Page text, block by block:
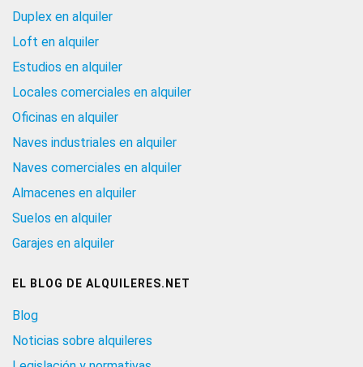
Duplex en alquiler
Loft en alquiler
Estudios en alquiler
Locales comerciales en alquiler
Oficinas en alquiler
Naves industriales en alquiler
Naves comerciales en alquiler
Almacenes en alquiler
Suelos en alquiler
Garajes en alquiler
EL BLOG DE ALQUILERES.NET
Blog
Noticias sobre alquileres